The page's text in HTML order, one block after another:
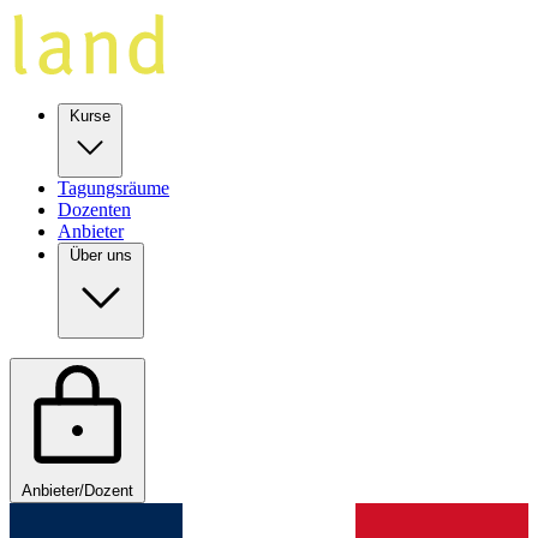
Kurse
Tagungsräume
Dozenten
Anbieter
Über uns
Anbieter/Dozent